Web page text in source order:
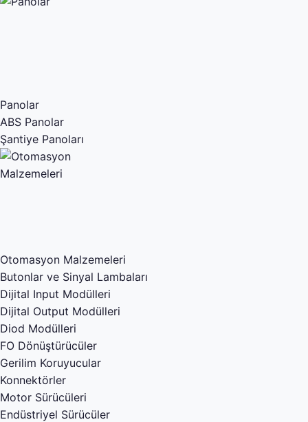
Panolar
ABS Panolar
Şantiye Panoları
Otomasyon Malzemeleri
Butonlar ve Sinyal Lambaları
Dijital Input Modülleri
Dijital Output Modülleri
Diod Modülleri
FO Dönüştürücüler
Gerilim Koruyucular
Konnektörler
Motor Sürücüleri
Endüstriyel Sürücüler